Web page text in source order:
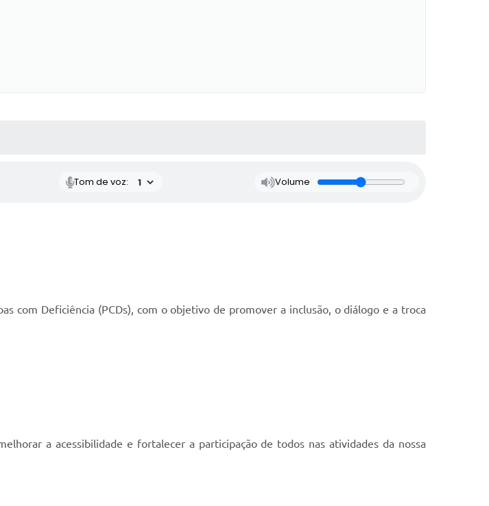
Tom de voz: Volume
com Deficiência (PCDs), com o objetivo de promover a inclusão, o diálogo e a troca
a acessibilidade e fortalecer a participação de todos nas atividades da nossa